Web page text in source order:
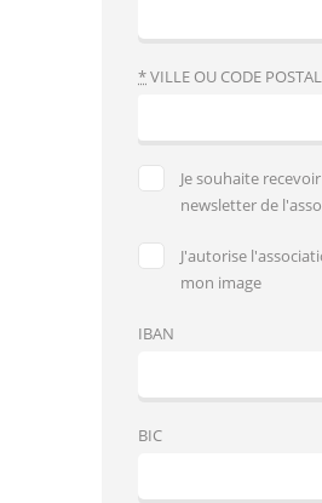
*VILLE OU CODE POSTAL
Je souhaite
newsletter de
J'autorise
mon image
IBAN
BIC